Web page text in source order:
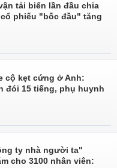
tải biển lần đầu chia
phiếu "bốc đầu" tăng
cộ kẹt cứng ở Anh:
đói 15 tiếng, phụ huynh
ty nhà người ta"
cho 3100 nhân viên: